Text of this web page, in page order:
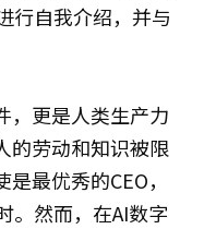
行自我介绍，并与
，更是人类生产力
的劳动和知识被限
最优秀的CEO，
。然而，在AI数字